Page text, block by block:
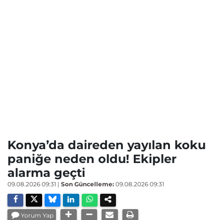
Konya’da daireden yayılan koku
paniğe neden oldu! Ekipler
alarma geçti
09.08.2026 09:31 | Son Güncelleme: 09.08.2026 09:31
Yorum Yap